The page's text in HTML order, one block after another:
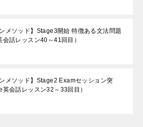
ンメソッド】Stage3開始 特徴ある文法問題
会話レッスン40～41回目）
ンメソッド】Stage2 Examセッション突
英会話レッスン32～33回目）